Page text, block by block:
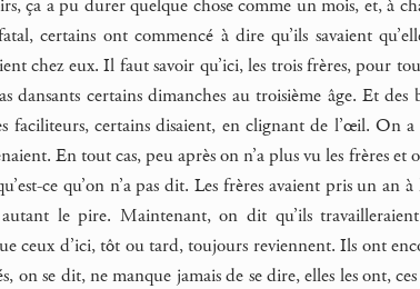
ça a pu durer quelque chose comme un mois, et, à
certains ont commencé à dire qu’ils savaient
chez eux. Il faut savoir qu’ici, les trois frères, pour
dansants certains dimanches au troisième âge. Et
faciliteurs, certains disaient, en clignant de l’œil. On
En tout cas, peu après on n’a plus vu les frères
ce qu’on n’a pas dit. Les frères avaient pris un an
le pire. Maintenant, on dit qu’ils
ceux d’ici, tôt ou tard, toujours reviennent. Ils ont
se dit, ne manque jamais de se dire, elles les ont,